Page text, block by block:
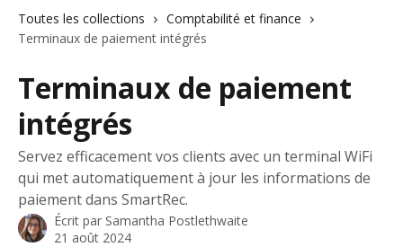
Toutes les collections
Comptabilité et finance
Terminaux de paiement intégrés
Terminaux de paiement
intégrés
Servez efficacement vos clients avec un terminal WiFi
qui met automatiquement à jour les informations de
paiement dans SmartRec.
Écrit par Samantha Postlethwaite
21 août 2024